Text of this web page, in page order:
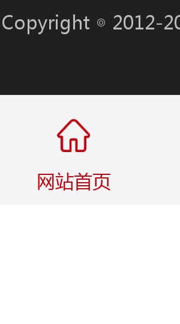
Copyright ◎ 2012-
网站首页